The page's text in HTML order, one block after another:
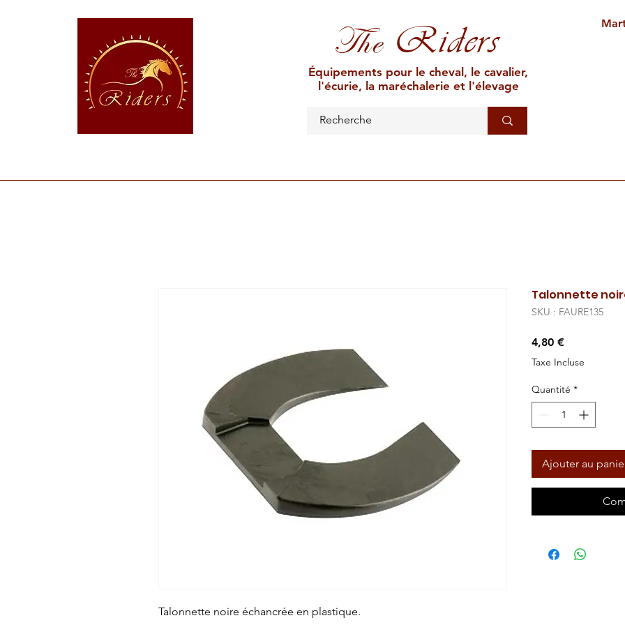
TheRiders
Équipements pour le cheval, le cavalier,
l'écurie, la maréchalerie et l'élevage
Talonnette noire échancrée en plastique.
Talonnette
SKU : FAURE135
4,80 €Prix
Taxe Incluse
Quantité *
Ajouter au